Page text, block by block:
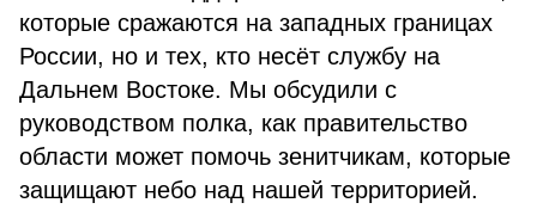
которые сражаются на западных границах
России, но и тех, кто несёт службу на
Дальнем Востоке. Мы обсудили с
руководством полка, как правительство
области может помочь зенитчикам, которые
защищают небо над нашей территорией.